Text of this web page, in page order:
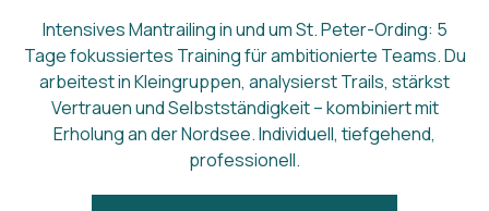
Intensives Mantrailing in und um St. Peter-Ording: 5
Tage fokussiertes Training für ambitionierte Teams. Du
arbeitest in Kleingruppen, analysierst Trails, stärkst
Vertrauen und Selbstständigkeit – kombiniert mit
Erholung an der Nordsee. Individuell, tiefgehend,
professionell.